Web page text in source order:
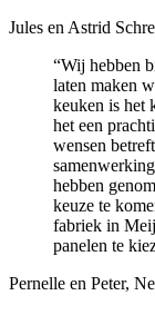
Jules en Astrid
“Wij hebben
laten maken
keuken is het
het een
wensen
hebben
keuze te
fabriek in
panelen te
Pernelle en Peter,